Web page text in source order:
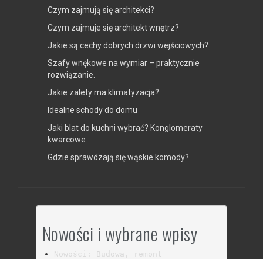
Czym zajmują się architekci?
Czym zajmuje się architekt wnętrz?
Jakie są cechy dobrych drzwi wejściowych?
Szafy wnękowe na wymiar – praktycznie
rozwiązanie.
Jakie zalety ma klimatyzacja?
Idealne schody do domu
Jaki blat do kuchni wybrać? Konglomeraty
kwarcowe
Gdzie sprawdzają się wąskie komody?
Nowości i wybrane wpisy
Nowości: Budowa, remont